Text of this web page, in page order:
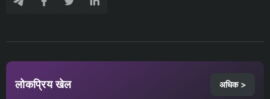
लोकप्रिय खेल अधिक >